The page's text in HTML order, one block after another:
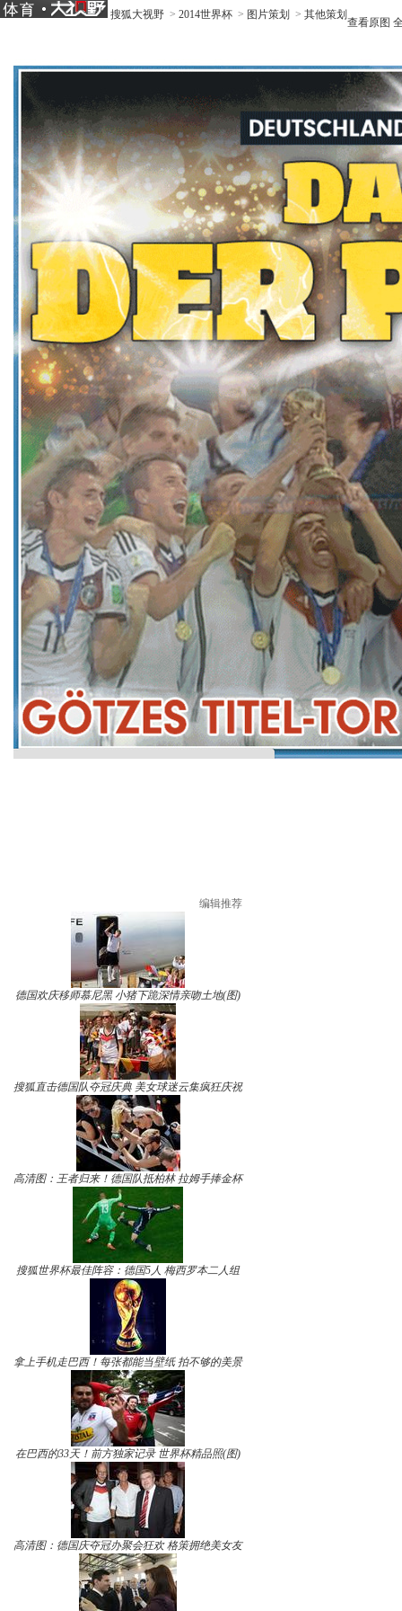
搜狐大视野 > 2014世界杯 > 图片策划 > 其他策划
查看原图
编辑推荐
德国欢庆移师慕尼黑 小猪下跪深情亲吻土地(图)
搜狐直击德国队夺冠庆典 美女球迷云集疯狂庆祝
高清图：王者归来！德国队抵柏林 拉姆手捧金杯
搜狐世界杯最佳阵容：德国5人 梅西罗本二人组
拿上手机走巴西！每张都能当壁纸 拍不够的美景
在巴西的33天！前方独家记录 世界杯精品照(图)
高清图：德国庆夺冠办聚会狂欢 格策拥绝美女友